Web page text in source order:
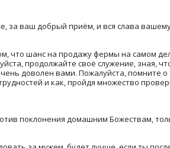
за ваш добрый приём, и вся слава
что шанс на продажу фермы на самом
продолжайте своё служение, зная,
доволен вами. Пожалуйста, помните
и как, пройдя множество
поклонения домашним Божествам,